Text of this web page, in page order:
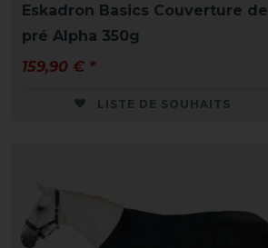
Eskadron Basics Couverture de
pré Alpha 350g
159,90 € *
LISTE DE SOUHAITS